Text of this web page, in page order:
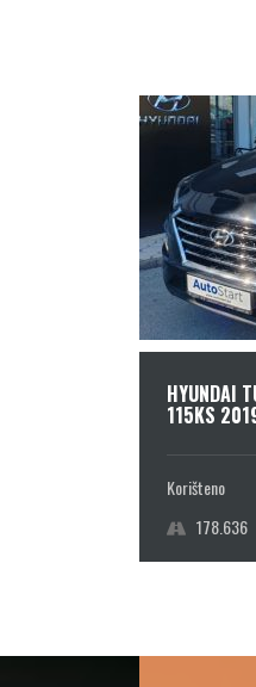
HYUNDAI
115KS
Korišteno
178.636